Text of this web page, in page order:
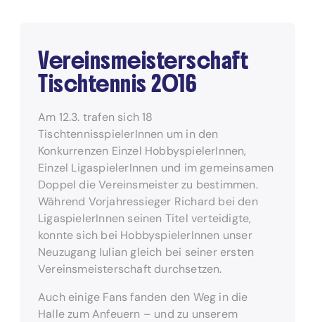
Vereinsmeisterschaft
Tischtennis 2016
Am 12.3. trafen sich 18
TischtennisspielerInnen um in den
Konkurrenzen Einzel HobbyspielerInnen,
Einzel LigaspielerInnen und im gemeinsamen
Doppel die Vereinsmeister zu bestimmen.
Während Vorjahressieger Richard bei den
LigaspielerInnen seinen Titel verteidigte,
konnte sich bei HobbyspielerInnen unser
Neuzugang Iulian gleich bei seiner ersten
Vereinsmeisterschaft durchsetzen.
Auch einige Fans fanden den Weg in die
Halle zum Anfeuern – und zu unserem